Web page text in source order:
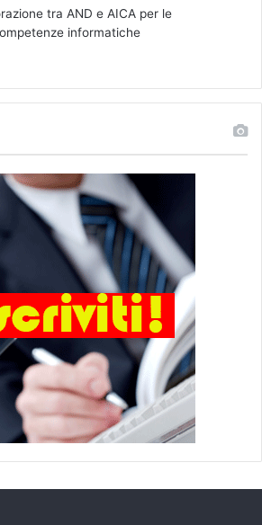
tra AND e AICA per le
informatiche